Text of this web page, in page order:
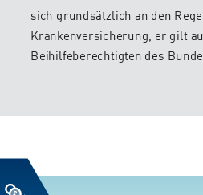
sich grundsätzlich an den
Krankenversicherung, er gilt
Beihilfeberechtigten des